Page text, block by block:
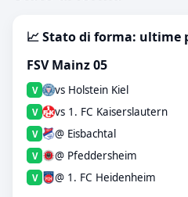
📈 Stato di forma: ultime
FSV Mainz 05
V vs Holstein Kiel
V vs 1. FC Kaiserslautern
V @ Eisbachtal
V @ Pfeddersheim
V @ 1. FC Heidenheim